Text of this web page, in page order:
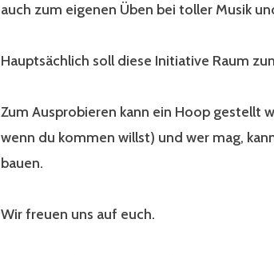
auch zum eigenen Üben bei toller Musik
Hauptsächlich soll diese Initiative Raum
Zum Ausprobieren kann ein Hoop gestellt
wenn du kommen willst) und wer mag,
bauen.
Wir freuen uns auf euch.